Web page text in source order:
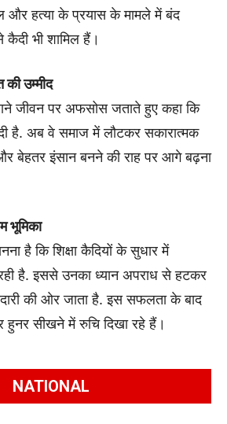
और हत्या के प्रयास के मामले में बंद
भी शामिल हैं।
उम्मीद
जीवन पर अफसोस जताते हुए कहा कि
है. अब वे समाज में लौटकर सकारात्मक
बेहतर इंसान बनने की राह पर आगे बढ़ना
भूमिका
है कि शिक्षा कैदियों के सुधार में
रही है. इससे उनका ध्यान अपराध से हटकर
की ओर जाता है. इस सफलता के बाद
हुनर सीखने में रुचि दिखा रहे हैं।
NATIONAL